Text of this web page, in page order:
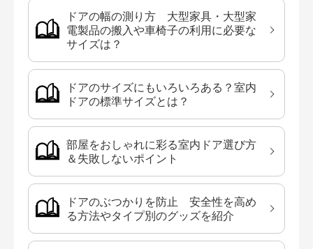
ドアの幅の測り方 大型家具・大型家
電製品の搬入や車椅子の利用に必要な
サイズは？
ドアのサイズにもいろいろある？室内
ドアの標準サイズとは？
部屋をおしゃれに彩る室内ドア選び方
＆失敗しないポイント
ドアのぶつかりを防止 安全性を高め
る方法やタイプ別のグッズを紹介